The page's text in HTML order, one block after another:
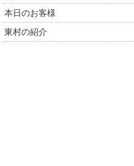
本日のお客様
東村の紹介